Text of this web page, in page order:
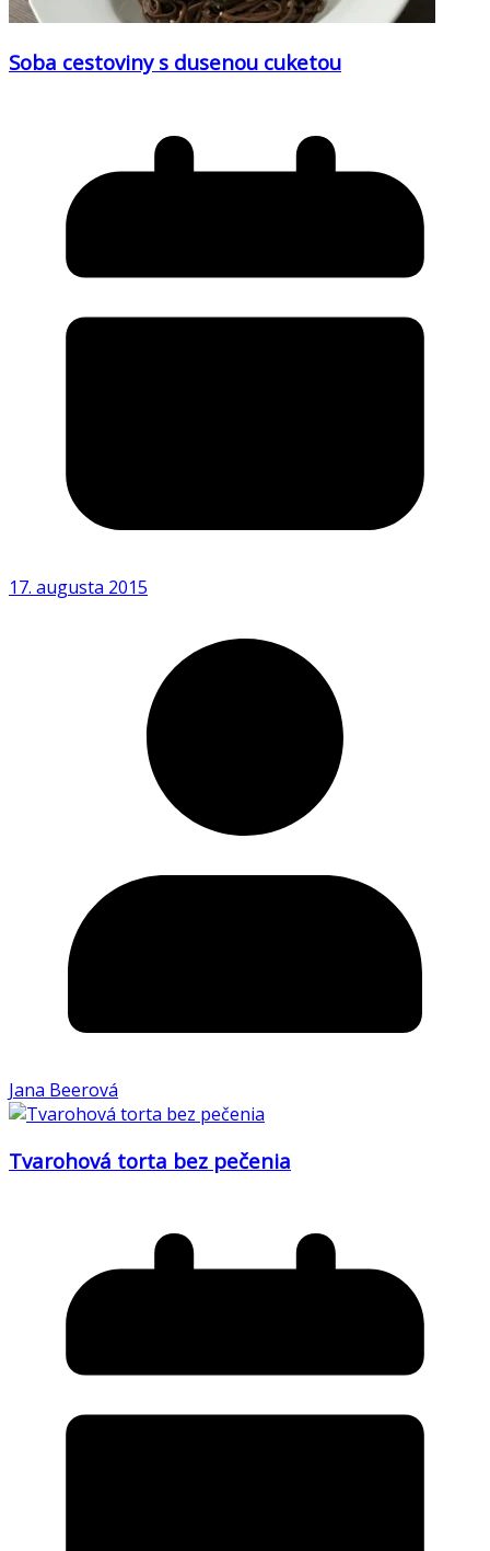
Soba cestoviny s dusenou cuketou
17. augusta 2015
Jana Beerová
Tvarohová torta bez pečenia